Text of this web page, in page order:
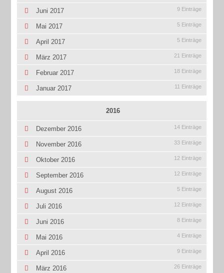
Juni 2017 9 Einträge
Mai 2017 5 Einträge
April 2017 5 Einträge
März 2017 21 Einträge
Februar 2017 18 Einträge
Januar 2017 11 Einträge
2016
Dezember 2016 14 Einträge
November 2016 33 Einträge
Oktober 2016 12 Einträge
September 2016 12 Einträge
August 2016 5 Einträge
Juli 2016 12 Einträge
Juni 2016 8 Einträge
Mai 2016 4 Einträge
April 2016 9 Einträge
März 2016 26 Einträge